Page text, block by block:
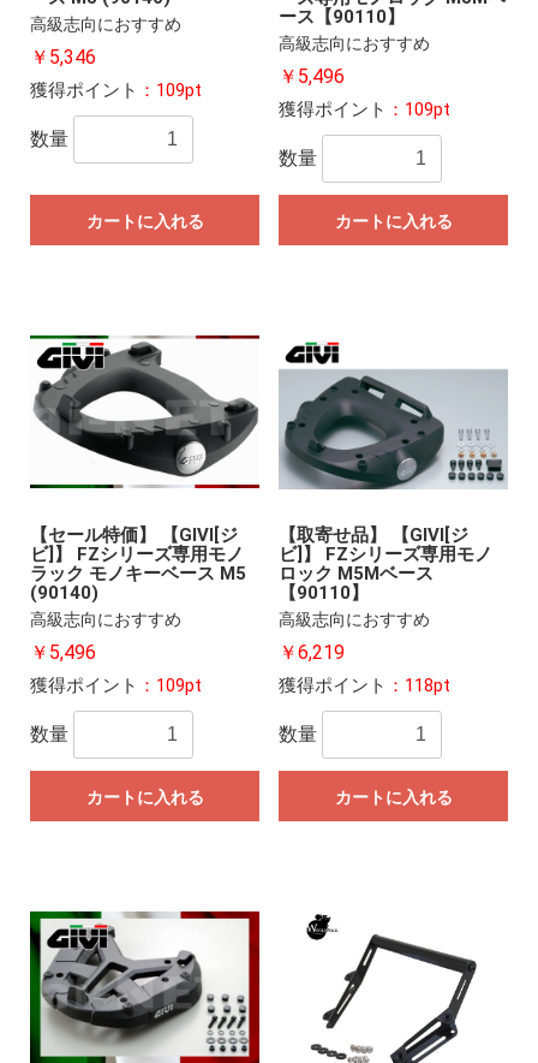
高級志向におすすめ
￥5,346
獲得ポイント ：109pt
数量
カートに入れる
ース【90110】
高級志向におすすめ
￥5,496
獲得ポイント ：109pt
数量
カートに入れる
【セール特価】 【GIVI[ジ
ビ]】 FZシリーズ専用モノ
ラック モノキーベース M5
(90140)
高級志向におすすめ
￥5,496
獲得ポイント ：109pt
数量
カートに入れる
【取寄せ品】 【GIVI[ジ
ビ]】 FZシリーズ専用モノ
ロック M5Mベース
【90110】
高級志向におすすめ
￥6,219
獲得ポイント ：118pt
数量
カートに入れる